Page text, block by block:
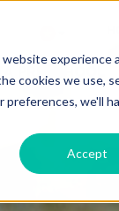
experience
cookies we use,
we'll
Accept
PRESCHOOL